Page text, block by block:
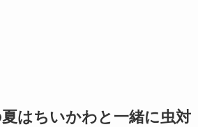
はちいかわと一緒に虫対